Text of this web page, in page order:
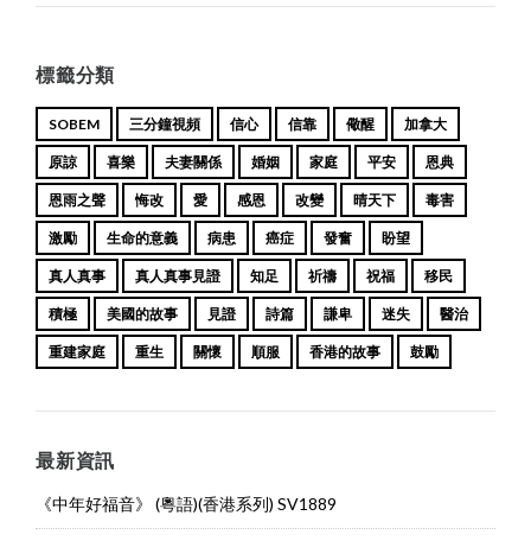
標籤分類
SOBEM 三分鐘視頻 信心 信靠 儆醒 加拿大
原諒 喜樂 夫妻關係 婚姻 家庭 平安 恩典
恩雨之聲 悔改 愛 感恩 改變 晴天下 毒害
激勵 生命的意義 病患 癌症 發奮 盼望
真人真事 真人真事見證 知足 祈禱 祝福 移民
積極 美國的故事 見證 詩篇 謙卑 迷失 醫治
重建家庭 重生 關懷 順服 香港的故事 鼓勵
最新資訊
《中年好福音》 (粵語)(香港系列) SV1889